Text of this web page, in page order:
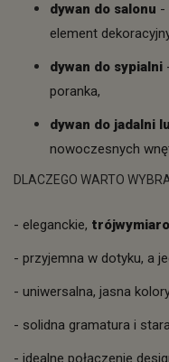
dywan do salonu -
element
dywan do sypialni
poranka,
dywan do jadalni
nowoczesnych
DLACZEGO WARTO
- eleganckie,
- przyjemna w dotyku, a
- uniwersalna, jasna
- solidna gramatura i
- idealne połączenie